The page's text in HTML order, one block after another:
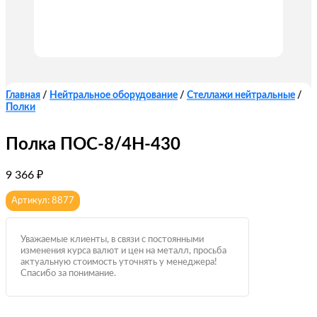
Главная / Нейтральное оборудование / Стеллажи нейтральные /
Полки
Полка ПОС-8/4Н-430
9 366 ₽
Артикул: 8877
Уважаемые клиенты, в связи с постоянными
изменения курса валют и цен на металл, просьба
актуальную стоимость уточнять у менеджера!
Спасибо за понимание.